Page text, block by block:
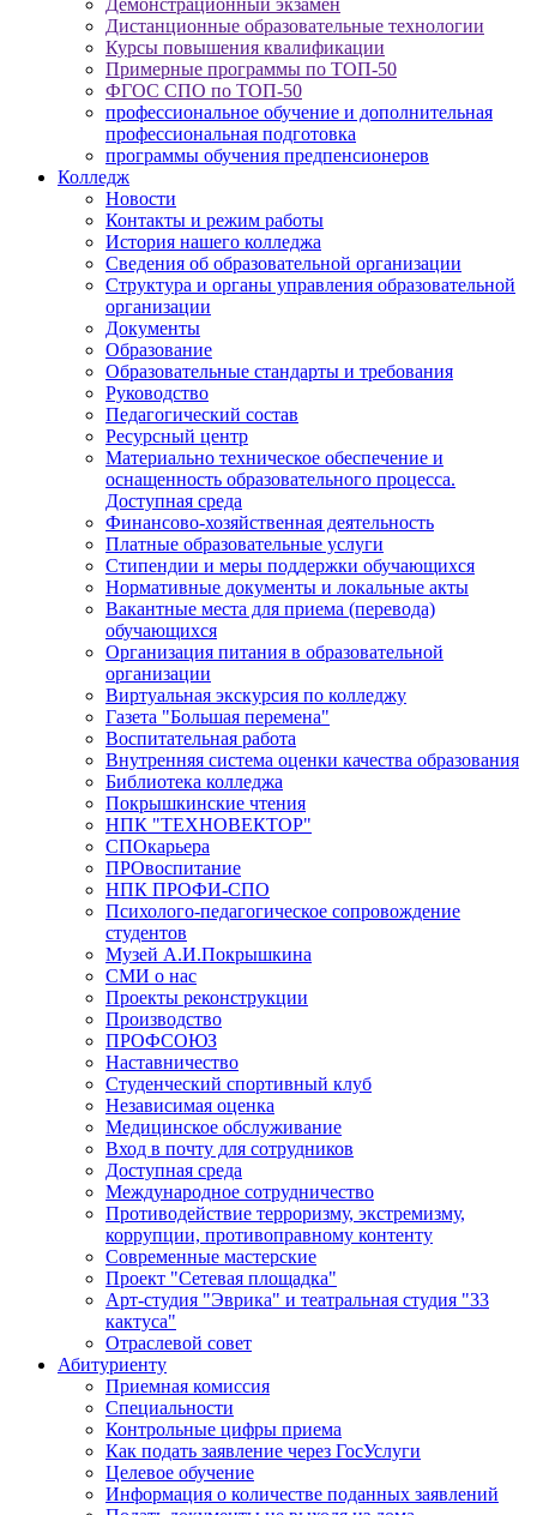
Дистанционные образовательные технологии
Курсы повышения квалификации
Примерные программы по ТОП-50
ФГОС СПО по ТОП-50
профессиональное обучение и дополнительная
профессиональная подготовка
программы обучения предпенсионеров
Колледж
Новости
Контакты и режим работы
История нашего колледжа
Сведения об образовательной организации
Структура и органы управления образовательной
организации
Документы
Образование
Образовательные стандарты и требования
Руководство
Педагогический состав
Ресурсный центр
Материально техническое обеспечение и
оснащенность образовательного процесса.
Доступная среда
Финансово-хозяйственная деятельность
Платные образовательные услуги
Стипендии и меры поддержки обучающихся
Нормативные документы и локальные акты
Вакантные места для приема (перевода)
обучающихся
Организация питания в образовательной
организации
Виртуальная экскурсия по колледжу
Газета "Большая перемена"
Воспитательная работа
Внутренняя система оценки качества образования
Библиотека колледжа
Покрышкинские чтения
НПК "ТЕХНОВЕКТОР"
СПОкарьера
ПРОвоспитание
НПК ПРОФИ-СПО
Психолого-педагогическое сопровождение
студентов
Музей А.И.Покрышкина
СМИ о нас
Проекты реконструкции
Производство
ПРОФСОЮЗ
Наставничество
Студенческий спортивный клуб
Независимая оценка
Медицинское обслуживание
Вход в почту для сотрудников
Доступная среда
Международное сотрудничество
Противодействие терроризму, экстремизму,
коррупции, противоправному контенту
Современные мастерские
Проект "Сетевая площадка"
Арт-студия "Эврика" и театральная студия "33
кактуса"
Отраслевой совет
Абитуриенту
Приемная комиссия
Специальности
Контрольные цифры приема
Как подать заявление через ГосУслуги
Целевое обучение
Информация о количестве поданных заявлений